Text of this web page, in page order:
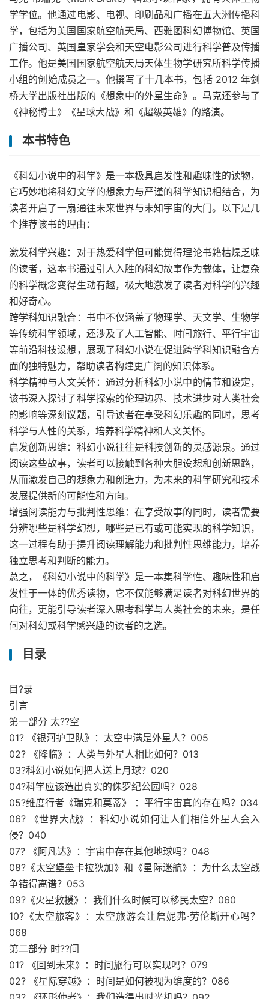
学学位。他通过电影、电视、印刷品和广播在五大洲传播科
学，包括为美国国家航空航天局、西雅图科幻博物馆、英国
广播公司、英国皇家学会和天空电影公司进行科学普及传播
工作。他是美国国家航空航天局天体生物学研究所科学传播
小组的创始成员之一。他撰写了十几本书，包括 2012 年剑
桥大学出版社出版的《想象中的外星生命》。马克还参与了
《神秘博士》《星球大战》和《超级英雄》的路演。
本书特色
《科幻小说中的科学》是一本极具启发性和趣味性的读物，
它巧妙地将科幻文学的想象力与严谨的科学知识相结合，为
读者开启了一扇通往未来世界与未知宇宙的大门。以下是几
个推荐该书的理由：
激发科学兴趣：对于热爱科学但可能觉得理论书籍枯燥乏味
的读者，这本书通过引人入胜的科幻故事作为载体，让复杂
的科学概念变得生动有趣，极大地激发了读者对科学的兴趣
和好奇心。
跨学科知识融合：书中不仅涵盖了物理学、天文学、生物学
等传统科学领域，还涉及了人工智能、时间旅行、平行宇宙
等前沿科技设想，展现了科幻小说在促进跨学科知识融合方
面的独特魅力，帮助读者构建更广阔的知识体系。
科学精神与人文关怀：通过分析科幻小说中的情节和设定，
该书深入探讨了科学探索的伦理边界、技术进步对人类社会
的影响等深刻议题，引导读者在享受科幻乐趣的同时，思考
科学与人性的关系，培养科学精神和人文关怀。
启发创新思维：科幻小说往往是科技创新的灵感源泉。通过
阅读这些故事，读者可以接触到各种大胆设想和创新思路，
从而激发自己的想象力和创造力，为未来的科学研究和技术
发展提供新的可能性和方向。
增强阅读能力与批判性思维：在享受故事的同时，读者需要
分辨哪些是科学幻想，哪些是已有或可能实现的科学知识，
这一过程有助于提升阅读理解能力和批判性思维能力，培养
独立思考和判断的能力。
总之，《科幻小说中的科学》是一本集科学性、趣味性和启
发性于一体的优秀读物，它不仅能够满足读者对科幻世界的
向往，更能引导读者深入思考科学与人类社会的未来，是任
何对科幻或科学感兴趣的读者的之选。
目录
目?录
引言
第一部分 太??空
01? 《银河护卫队》：太空中满是外星人？005
02? 《降临》：人类与外星人相比如何？013
03?科幻小说如何把人送上月球？020
04?科学应该造出真实的侏罗纪公园吗？028
05?维度行者《瑞克和莫蒂》 ：平行宇宙真的存在吗？034
06? 《世界大战》：科幻小说如何让人们相信外星人会入
侵？040
07? 《阿凡达》：宇宙中存在其他地球吗？048
08?《太空堡垒卡拉狄加》和《星际迷航》：为什么太空战
争错得离谱？053
09?《火星救援》：我们什么时候可以移民太空？060
10?《太空旅客》：太空旅游会让詹妮弗·劳伦斯开心吗？
068
第二部分 时??间
01? 《回到未来》：时间旅行可以实现吗？079
02? 《星际穿越》：时间是如何被视为维度的？086